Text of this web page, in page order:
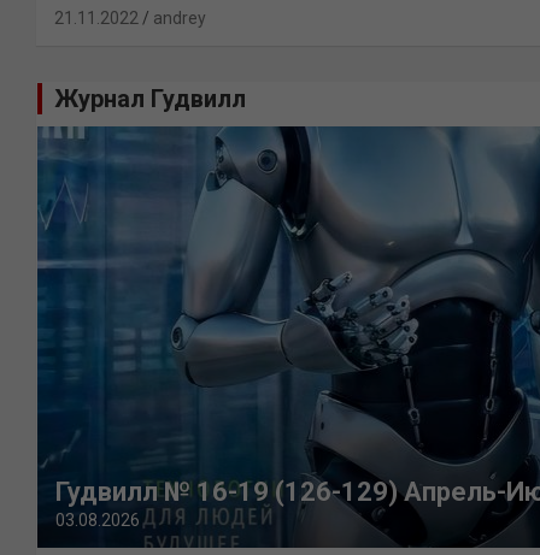
21.11.2022 andrey
Журнал Гудвилл
Гудвилл № 16-19 (126-129) Апрель-
03.08.2026